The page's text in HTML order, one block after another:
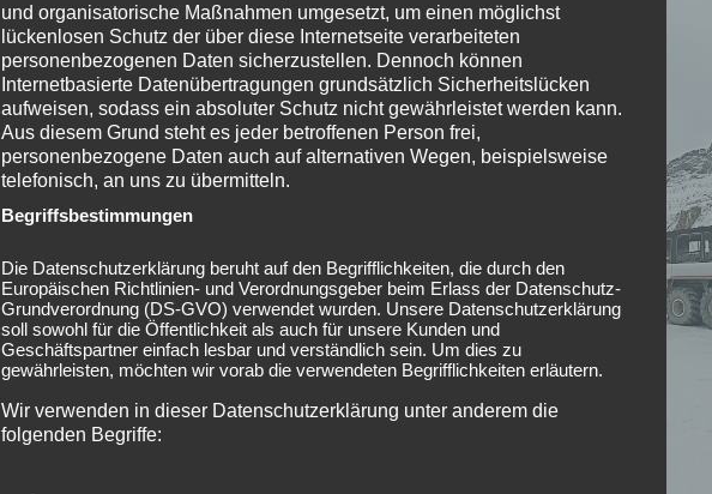
und organisatorische Maßnahmen umgesetzt, um einen möglichst
lückenlosen Schutz der über diese Internetseite verarbeiteten
personenbezogenen Daten sicherzustellen. Dennoch können
Internetbasierte Datenübertragungen grundsätzlich Sicherheitslücken
aufweisen, sodass ein absoluter Schutz nicht gewährleistet werden kann.
Aus diesem Grund steht es jeder betroffenen Person frei,
personenbezogene Daten auch auf alternativen Wegen, beispielsweise
telefonisch, an uns zu übermitteln.
Begriffsbestimmungen
Die Datenschutzerklärung beruht auf den Begrifflichkeiten, die durch den
Europäischen Richtlinien- und Verordnungsgeber beim Erlass der Datenschutz-
Grundverordnung (DS-GVO) verwendet wurden. Unsere Datenschutzerklärung
soll sowohl für die Öffentlichkeit als auch für unsere Kunden und
Geschäftspartner einfach lesbar und verständlich sein. Um dies zu
gewährleisten, möchten wir vorab die verwendeten Begrifflichkeiten erläutern.
Wir verwenden in dieser Datenschutzerklärung unter anderem die
folgenden Begriffe: